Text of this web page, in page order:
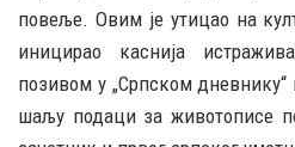
повеље. Овим је утицао на
иницирао каснија
позивом у „Српском
шаљу подаци за животописе